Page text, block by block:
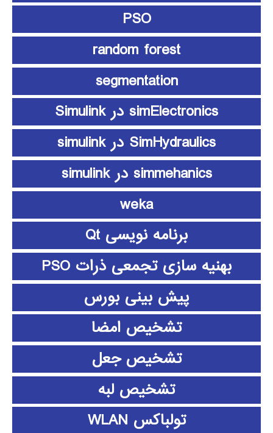
PSO
random forest
segmentation
simElectronics در Simulink
SimHydraulics در simulink
simmehanics در simulink
weka
برنامه نویسی Qt
بهنیه سازی تجمعی ذرات PSO
پیش بینی بورس
تشخیص امضا
تشخیص جعل
تشخیص لبه
تولباکس WLAN